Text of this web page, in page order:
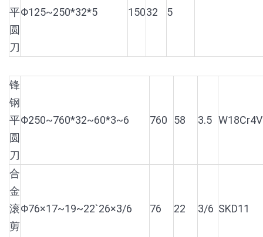
平
圆
刀
Φ125~250*32*5 15032 5
锋
钢
平
圆
刀
Φ250~760*32~60*3~6 760 58 3.5
合
金
滚
剪
Φ76×17~19~22`26×3/6 76 22 3/6 SKD11